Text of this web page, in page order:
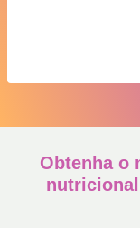
Obtenha o